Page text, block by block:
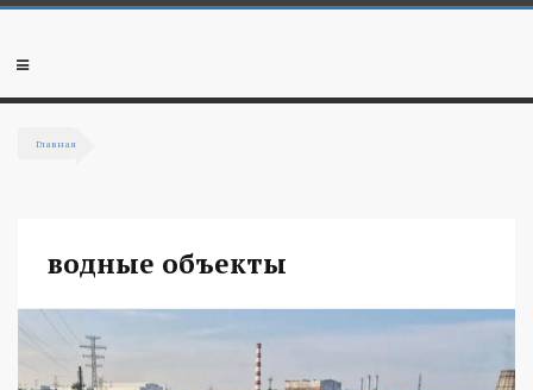
Перейти к основному содержанию
Мобильное
Главная
водные объекты